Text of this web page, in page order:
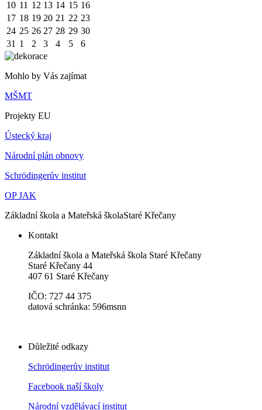
10 11 12 13 14 15 16
17 18 19 20 21 22 23
24 25 26 27 28 29 30
31 1 2 3 4 5 6
Mohlo by Vás zajímat
MŠMT
Projekty EU
Ústecký kraj
Národní plán obnovy
Schrödingerův institut
OP JAK
Základní škola a Mateřská školaStaré Křečany
Kontakt
Základní škola a Mateřská škola Staré Křečany
Staré Křečany 44
407 61 Staré Křečany
IČO: 727 44 375
datová schránka: 596msnn
Důležité odkazy
Schrödingerův institut
Facebook naší školy
Národní vzdělávací institut